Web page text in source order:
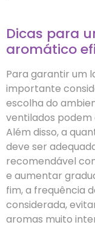
Dicas para
aromático
Para garantir um
importante
escolha do
ventilados podem
Além disso, a
deve ser
recomendável
e aumentar
fim, a frequência
considerada,
aromas muito